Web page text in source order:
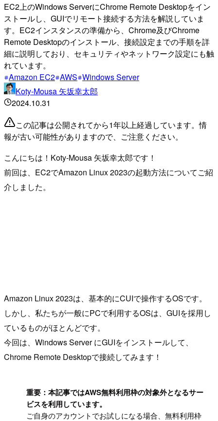
EC2上のWindows ServerにChrome Remote Desktopをイン
ストールし、GUIでリモート接続する方法を解説していま
す。EC2インスタンスの準備から、Chrome及びChrome
Remote Desktopのインストール、接続設定までの手順を詳
細に説明しており、セキュリティやネットワーク設定にも触
れています。
Amazon EC2 AWS Windows Server
Koty-Mousa 矢坂幸太郎
2024.10.31
この記事は公開されてから1年以上経過しています。情
報が古い可能性がありますので、ご注意ください。
こんにちは！Koty-Mousa 矢坂幸太郎です！
前回は、EC2でAmazon Linux 2023の起動方法についてご紹
介しました。
Amazon Linux 2023は、基本的にCUIで操作するOSです。
しかし、私たちが一般にPCで利用するOSは、GUIを採用し
ているものがほとんどです。
今回は、Windows Server にGUIをインストールして、
Chrome Remote Desktopで接続してみます！
重要：本記事ではAWS無料利用枠の対象外となるサー
ビスを利用しています。
ご自身のアカウントでお試しになる場合、無料利用枠